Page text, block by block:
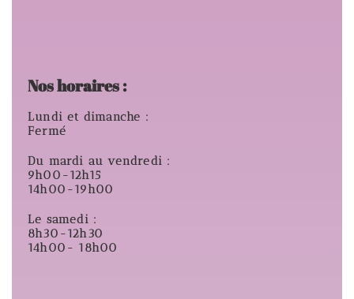
Nos horaires :
Lundi et dimanche :
Fermé
Du mardi au vendredi :
9h00-12h15
14h00-19h00
Le samedi :
8h30-12h30
14h00- 18h00